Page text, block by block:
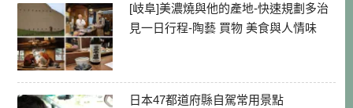
[岐阜]美濃燒與他的產地-快速規劃多治
見一日行程-陶藝 買物 美食與人情味
日本47都道府縣自駕常用景點